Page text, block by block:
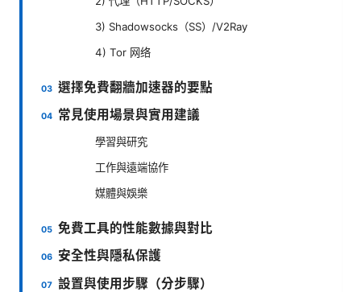
3) Shadowsocks（SS）/V2Ray
4) Tor 网络
選擇免費翻牆加速器的要點
常見使用場景與實用建議
學習與研究
工作與遠端協作
媒體與娛樂
免費工具的性能數據與對比
安全性與隱私保護
設置與使用步驟（分步驟）